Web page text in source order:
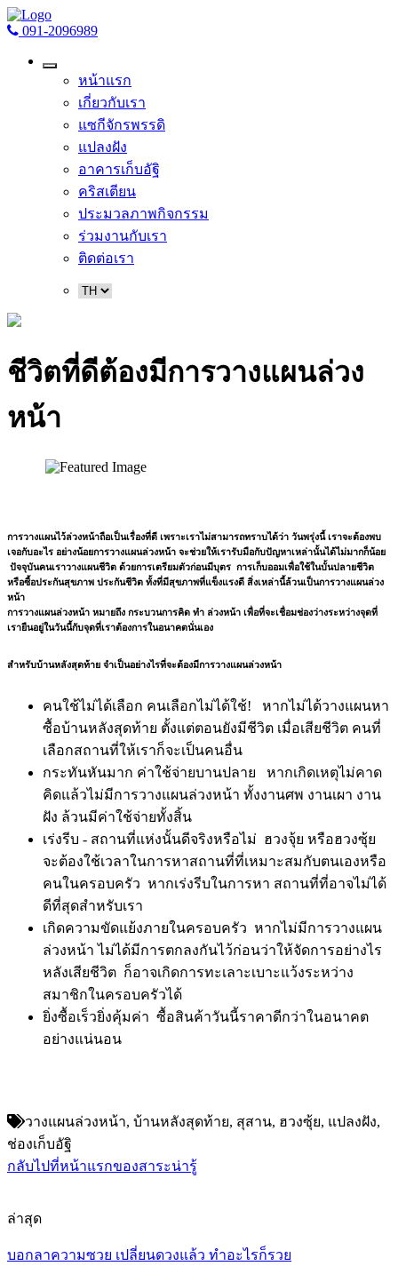
091-2096989
หน้าแรก
เกี่ยวกับเรา
แซกีจักรพรรดิ
แปลงฝัง
อาคารเก็บอัฐิ
คริสเตียน
ประมวลภาพกิจกรรม
ร่วมงานกับเรา
ติดต่อเรา
ชีวิตที่ดีต้องมีการวางแผนล่วง
หน้า
การวางแผนไว้ล่วงหน้าถือเป็นเรื่องที่ดี เพราะเราไม่สามารถทราบได้ว่า วันพรุ่งนี้ เราจะต้องพบ
เจอกับอะไร อย่างน้อยการวางแผนล่วงหน้า จะช่วยให้เรารับมือกับปัญหาเหล่านั้นได้ไม่มากก็น้อย
ปัจจุบันคนเราวางแผนชีวิต ด้วยการเตรียมตัวก่อนมีบุตร การเก็บออมเพื่อใช้ในบั้นปลายชีวิต
หรือซื้อประกันสุขภาพ ประกันชีวิต ทั้งที่มีสุขภาพที่แข็งแรงดี สิ่งเหล่านี้ล้วนเป็นการวางแผนล่วง
หน้า
การวางแผนล่วงหน้า หมายถึง กระบวนการคิด ทำ ล่วงหน้า เพื่อที่จะเชื่อมช่องว่างระหว่างจุดที่
เรายืนอยู่ในวันนี้กับจุดที่เราต้องการในอนาคตนั่นเอง
สำหรับบ้านหลังสุดท้าย จำเป็นอย่างไรที่จะต้องมีการวางแผนล่วงหน้า
คนใช้ไม่ได้เลือก คนเลือกไม่ได้ใช้! หากไม่ได้วางแผนหา
ซื้อบ้านหลังสุดท้าย ตั้งแต่ตอนยังมีชีวิต เมื่อเสียชีวิต คนที่
เลือกสถานที่ให้เราก็จะเป็นคนอื่น
กระทันหันมาก ค่าใช้จ่ายบานปลาย หากเกิดเหตุไม่คาด
คิดแล้วไม่มีการวางแผนล่วงหน้า ทั้งงานศพ งานเผา งาน
ฝัง ล้วนมีค่าใช้จ่ายทั้งสิ้น
เร่งรีบ - สถานที่แห่งนั้นดีจริงหรือไม่ ฮวงจุ้ย หรือฮวงซุ้ย
จะต้องใช้เวลาในการหาสถานที่ที่เหมาะสมกับตนเองหรือ
คนในครอบครัว หากเร่งรีบในการหา สถานที่ที่อาจไม่ได้
ดีที่สุดสำหรับเรา
เกิดความขัดแย้งภายในครอบครัว หากไม่มีการวางแผน
ล่วงหน้า ไม่ได้มีการตกลงกันไว้ก่อนว่าให้จัดการอย่างไร
หลังเสียชีวิต ก็อาจเกิดการทะเลาะเบาะแว้งระหว่าง
สมาชิกในครอบครัวได้
ยิ่งซื้อเร็วยิ่งคุ้มค่า ซื้อสินค้าวันนี้ราคาดีกว่าในอนาคต
อย่างแน่นอน
วางแผนล่วงหน้า, บ้านหลังสุดท้าย, สุสาน, ฮวงซุ้ย, แปลงฝัง,
ช่องเก็บอัฐิ
กลับไปที่หน้าแรกของสาระน่ารู้
ล่าสุด
บอกลาความซวย เปลี่ยนดวงแล้ว ทำอะไรก็รวย